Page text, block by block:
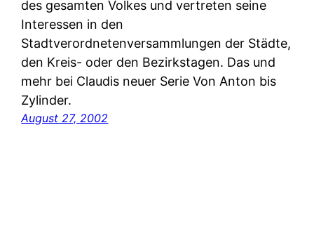
des gesamten Volkes und vertreten seine
Interessen in den
Stadtverordnetenversammlungen der Städte,
den Kreis- oder den Bezirkstagen. Das und
mehr bei Claudis neuer Serie Von Anton bis
Zylinder.
August 27, 2002